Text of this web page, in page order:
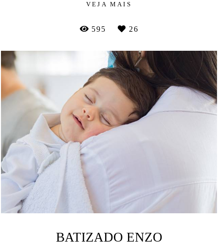
VEJA MAIS
595 26
BATIZADO ENZO